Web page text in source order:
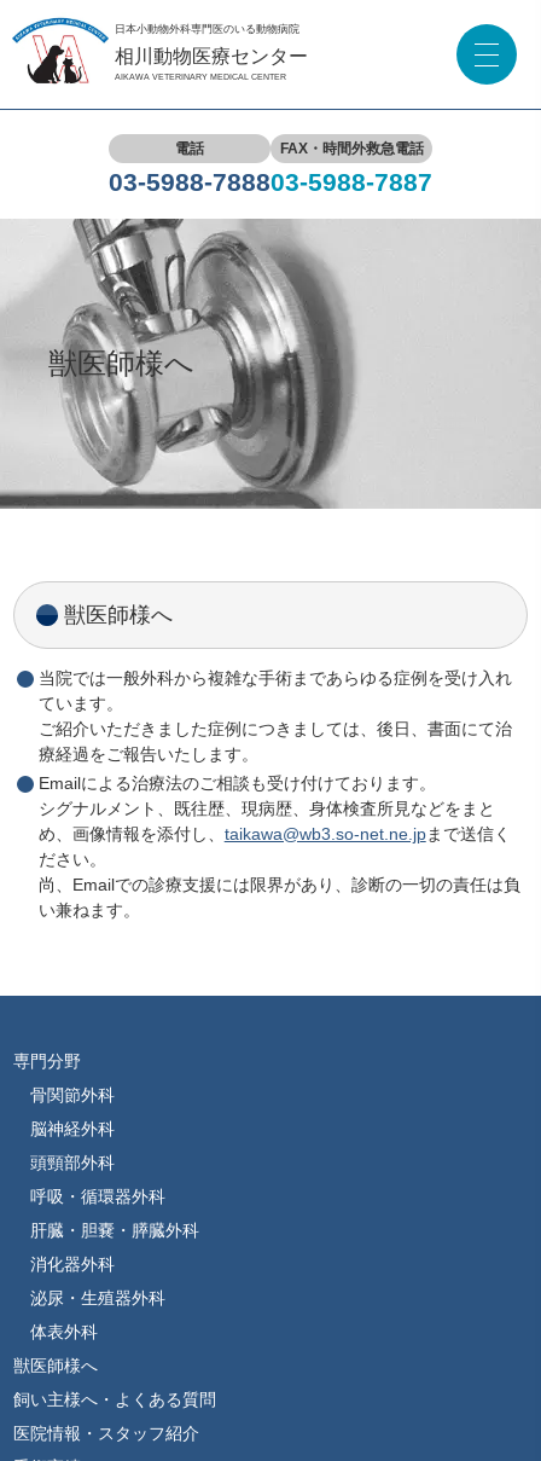
日本小動物外科専門医のいる動物病院
相川動物医療センター
AIKAWA VETERINARY MEDICAL CENTER
電話
03-5988-7888
FAX・時間外救急電話
03-5988-7887
獣医師様へ
獣医師様へ
当院では一般外科から複雑な手術まであらゆる症例を受け入れ
ています。
ご紹介いただきました症例につきましては、後日、書面にて治
療経過をご報告いたします。
Emailによる治療法のご相談も受け付けております。
シグナルメント、既往歴、現病歴、身体検査所見などをまと
め、画像情報を添付し、 taikawa@wb3.so-net.ne.jpまで送信く
ださい。
尚、Emailでの診療支援には限界があり、診断の一切の責任は負
い兼ねます。
専門分野
骨関節外科
脳神経外科
頭頸部外科
呼吸・循環器外科
肝臓・胆嚢・膵臓外科
消化器外科
泌尿・生殖器外科
体表外科
獣医師様へ
飼い主様へ・よくある質問
医院情報・スタッフ紹介